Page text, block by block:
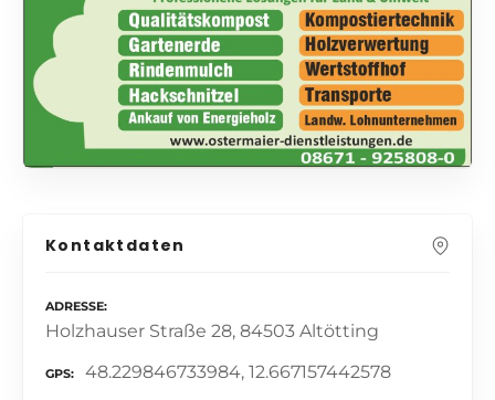
Kontaktdaten
ADRESSE
Holzhauser Straße 28, 84503 Altötting
GPS 48.229846733984, 12.667157442578